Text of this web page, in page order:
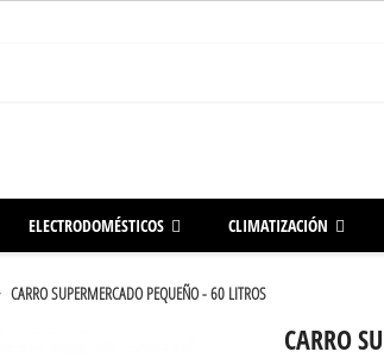
ELECTRODOMÉSTICOS CLIMATIZACIÓN
CARRO SUPERMERCADO PEQUEÑO - 60 LITROS
CARRO